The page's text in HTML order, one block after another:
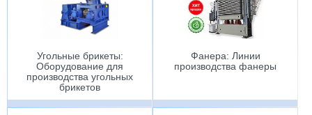
Угольные брикеты:
Оборудование для
производства угольных
брикетов
Фанера: Линии
производства фанеры